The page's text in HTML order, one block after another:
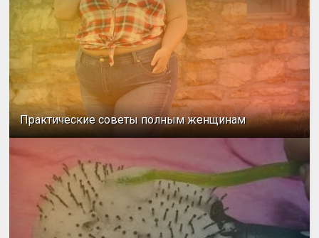
Практические советы полным женщинам